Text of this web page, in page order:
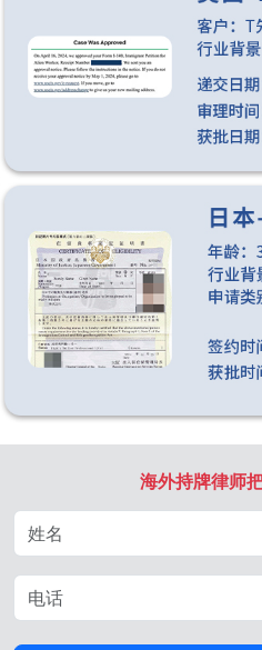
海外持牌律师